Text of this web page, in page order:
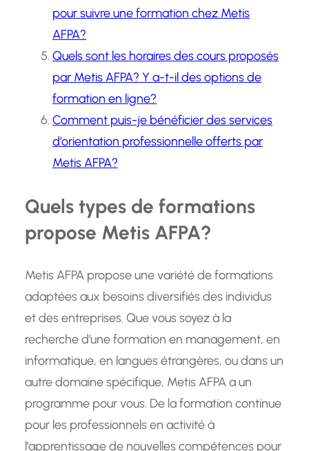
pour suivre une formation chez Metis
AFPA?
Quels sont les horaires des cours proposés
par Metis AFPA? Y a-t-il des options de
formation en ligne?
Comment puis-je bénéficier des services
d’orientation professionnelle offerts par
Metis AFPA?
Quels types de formations
propose Metis AFPA?
Metis AFPA propose une variété de formations
adaptées aux besoins diversifiés des individus
et des entreprises. Que vous soyez à la
recherche d’une formation en management, en
informatique, en langues étrangères, ou dans un
autre domaine spécifique, Metis AFPA a un
programme pour vous. De la formation continue
pour les professionnels en activité à
l’apprentissage de nouvelles compétences pour